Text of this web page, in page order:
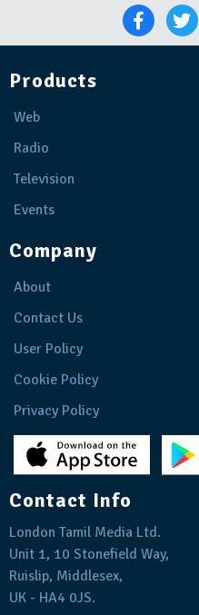
Products
Web
Radio
Television
Events
Company
About
Contact Us
User Policy
Cookie Policy
Privacy Policy
Contact Info
London Tamil Media Ltd.
Unit 1, 10 Stonefield Way,
Ruislip, Middlesex,
UK - HA4 0JS.